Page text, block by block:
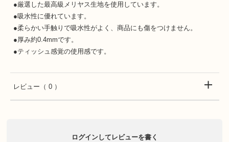
●厳選した最高級メリヤス生地を使用しています。
●吸水性に優れています。
●柔らかい手触りで吸水性がよく、商品にも傷をつけません。
●厚み約0.4mmです。
●ティッシュ感覚の使用感です。
レビュー （ 0 ）
ログインしてレビューを書く